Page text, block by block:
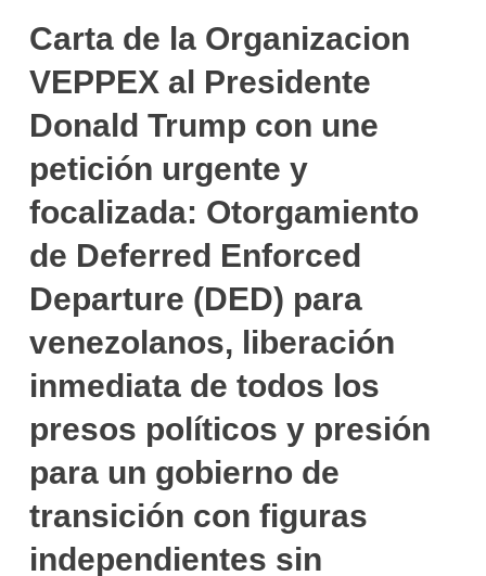
Carta de la Organizacion
VEPPEX al Presidente
Donald Trump con une
petición urgente y
focalizada: Otorgamiento
de Deferred Enforced
Departure (DED) para
venezolanos, liberación
inmediata de todos los
presos políticos y presión
para un gobierno de
transición con figuras
independientes sin